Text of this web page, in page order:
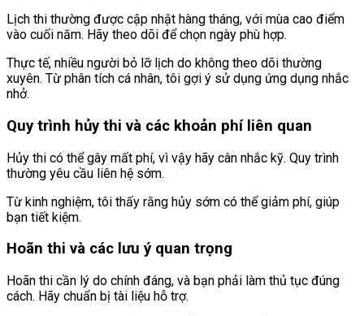
Lịch thi thường được cập nhật hàng tháng, với mùa cao điểm
vào cuối năm. Hãy theo dõi để chọn ngày phù hợp.
Thực tế, nhiều người bỏ lỡ lịch do không theo dõi thường
xuyên. Từ phân tích cá nhân, tôi gợi ý sử dụng ứng dụng nhắc
nhở.
Quy trình hủy thi và các khoản phí liên quan
Hủy thi có thể gây mất phí, vì vậy hãy cân nhắc kỹ. Quy trình
thường yêu cầu liên hệ sớm.
Từ kinh nghiệm, tôi thấy rằng hủy sớm có thể giảm phí, giúp
bạn tiết kiệm.
Hoãn thi và các lưu ý quan trọng
Hoãn thi cần lý do chính đáng, và bạn phải làm thủ tục đúng
cách. Hãy chuẩn bị tài liệu hỗ trợ.